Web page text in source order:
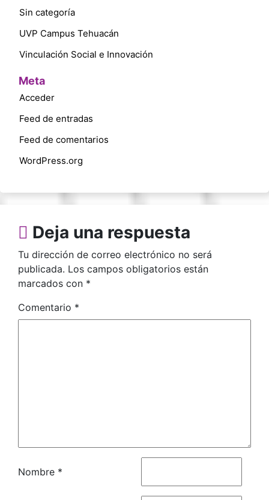
Sin categoría
UVP Campus Tehuacán
Vinculación Social e Innovación
Meta
Acceder
Feed de entradas
Feed de comentarios
WordPress.org
Deja una respuesta
Tu dirección de correo electrónico no será
publicada. Los campos obligatorios están
marcados con *
Comentario *
Nombre *